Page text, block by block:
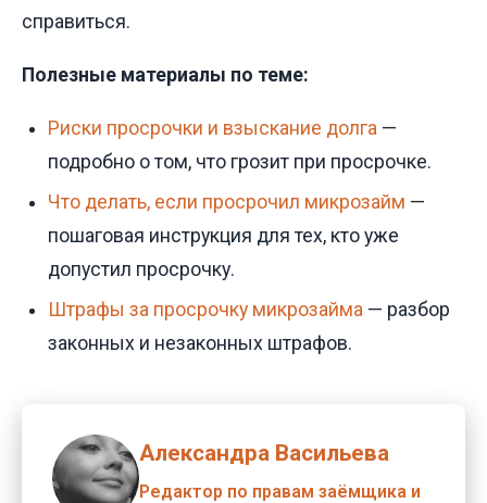
справиться.
Полезные материалы по теме:
Риски просрочки и взыскание долга —
подробно о том, что грозит при просрочке.
Что делать, если просрочил микрозайм —
пошаговая инструкция для тех, кто уже
допустил просрочку.
Штрафы за просрочку микрозайма — разбор
законных и незаконных штрафов.
Александра Васильева
Редактор по правам заёмщика и